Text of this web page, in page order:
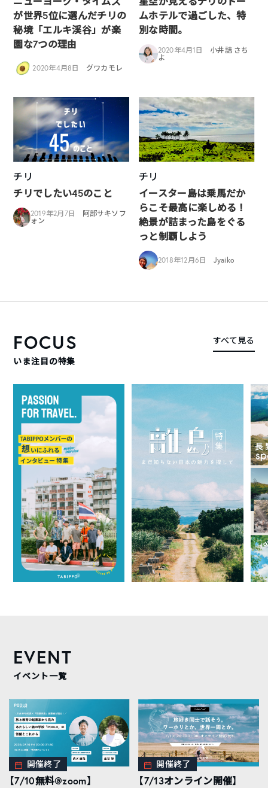
が世界5位に選んだチリの
秘境「エルキ渓谷」が楽
園な7つの理由
2020年4月8日 グワカモレ
ムホテルで過ごした、特
別な時間。
2020年4月1日
小井詰 さち
よ
チリ
チリでしたい45のこと
2019年2月7日
阿部サキソフ
ォン
チリ
イースター島は乗馬だか
らこそ最高に楽しめる！
絶景が詰まった島をぐる
っと制覇しよう
2018年12月6日 Jyaiko
FOCUS
いま注目の特集
すべて見る
EVENT
イベント一覧
開催終了
【7/10無料@zoom】
開催終了
【7/13オンライン開催】